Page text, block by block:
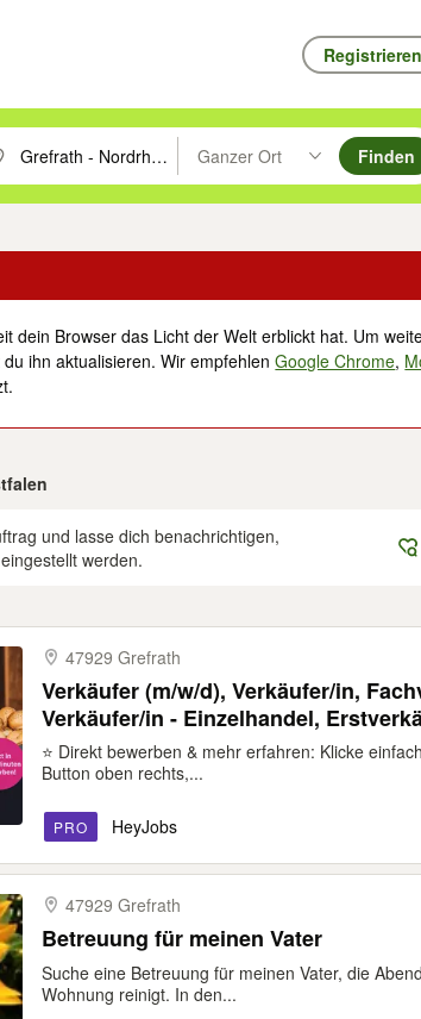
Registrieren
mit den Pfeiltasten nach oben/unten
oder Ort eingeben. Eingabetaste drücken um zu
Ganzer Ort
Suche im Umkreis des Finden
dein Browser das Licht der Welt erblickt hat. Um
ihn aktualisieren. Wir empfehlenGoogle Chrome,
und lasse dich benachrichtigen,
werden.
47929 Grefrath
Verkäufer (m/w/d), Verkäufer/in,
Verkäufer/in - Einzelhandel,
Einzelhandelskaufmann/-frau
⭐ Direkt bewerben & mehr erfahren: Klicke
Button oben rechts,...
PRO HeyJobs
47929 Grefrath
Betreuung für meinen Vater
Suche eine Betreuung für meinen Vater, die
Wohnung reinigt. In den...